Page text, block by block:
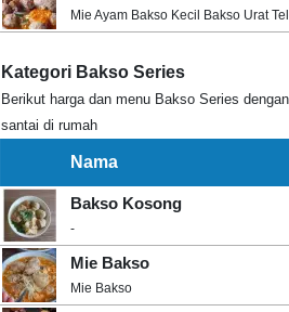
Mie Ayam Bakso Kecil Bakso Urat
Kategori Bakso Series
Berikut harga dan menu Bakso Series
santai di rumah
Nama
Bakso Kosong
-
Mie Bakso
Mie Bakso